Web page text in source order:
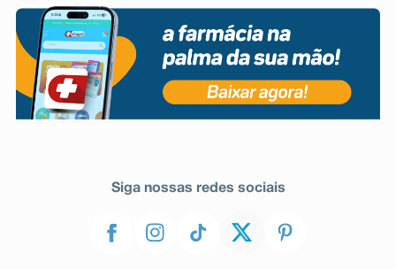
Siga nossas redes sociais